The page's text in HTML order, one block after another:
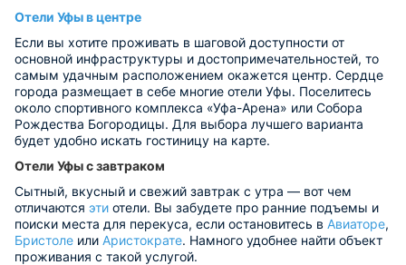
Отели Уфы в центре
Если вы хотите проживать в шаговой доступности от
основной инфраструктуры и достопримечательностей, то
самым удачным расположением окажется центр. Сердце
города размещает в себе многие отели Уфы. Поселитесь
около спортивного комплекса «Уфа-Арена» или Собора
Рождества Богородицы. Для выбора лучшего варианта
будет удобно искать гостиницу на карте.
Отели Уфы с завтраком
Сытный, вкусный и свежий завтрак с утра — вот чем
отличаются эти отели. Вы забудете про ранние подъемы и
поиски места для перекуса, если остановитесь в Авиаторе,
Бристоле или Аристократе. Намного удобнее найти объект
проживания с такой услугой.